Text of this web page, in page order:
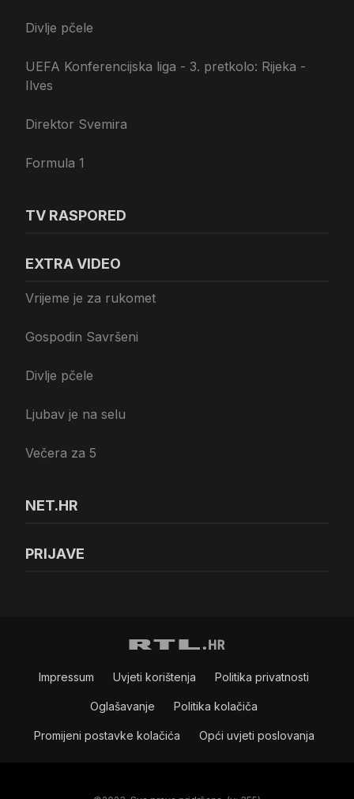
Divlje pčele
UEFA Konferencijska liga - 3. pretkolo: Rijeka -
Ilves
Direktor Svemira
Formula 1
TV RASPORED
EXTRA VIDEO
Vrijeme je za rukomet
Gospodin Savršeni
Divlje pčele
Ljubav je na selu
Večera za 5
NET.HR
PRIJAVE
Impressum Uvjeti korištenja Politika privatnosti
Oglašavanje Politika kolačiča
Promijeni postavke kolačića Opći uvjeti poslovanja